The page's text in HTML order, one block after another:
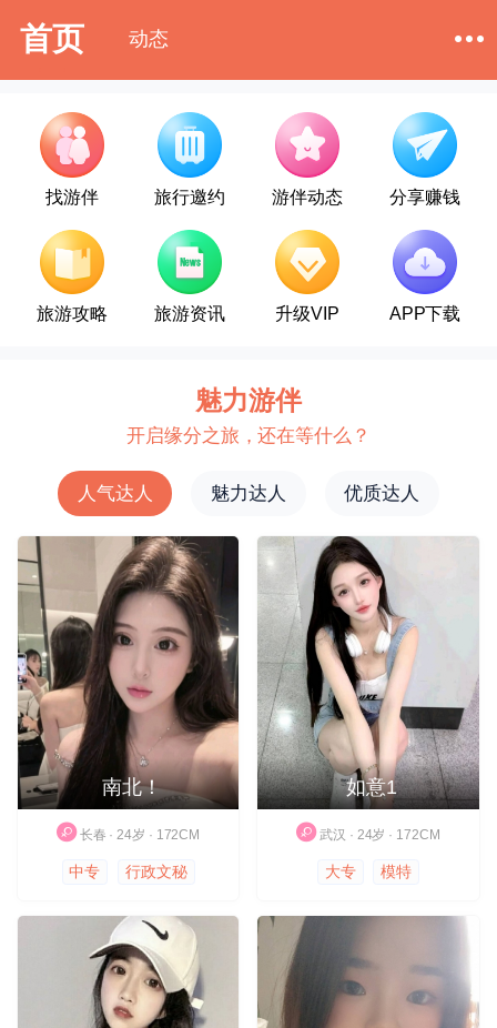
首页 动态
找游伴 旅行邀约 游伴动态 分享赚钱
旅游攻略 旅游资讯 升级VIP APP下载
魅力游伴
开启缘分之旅，还在等什么？
人气达人 魅力达人 优质达人
南北！
长春 · 24岁 · 172CM
中专 行政文秘
如意1
武汉 · 24岁 · 172CM
大专 模特